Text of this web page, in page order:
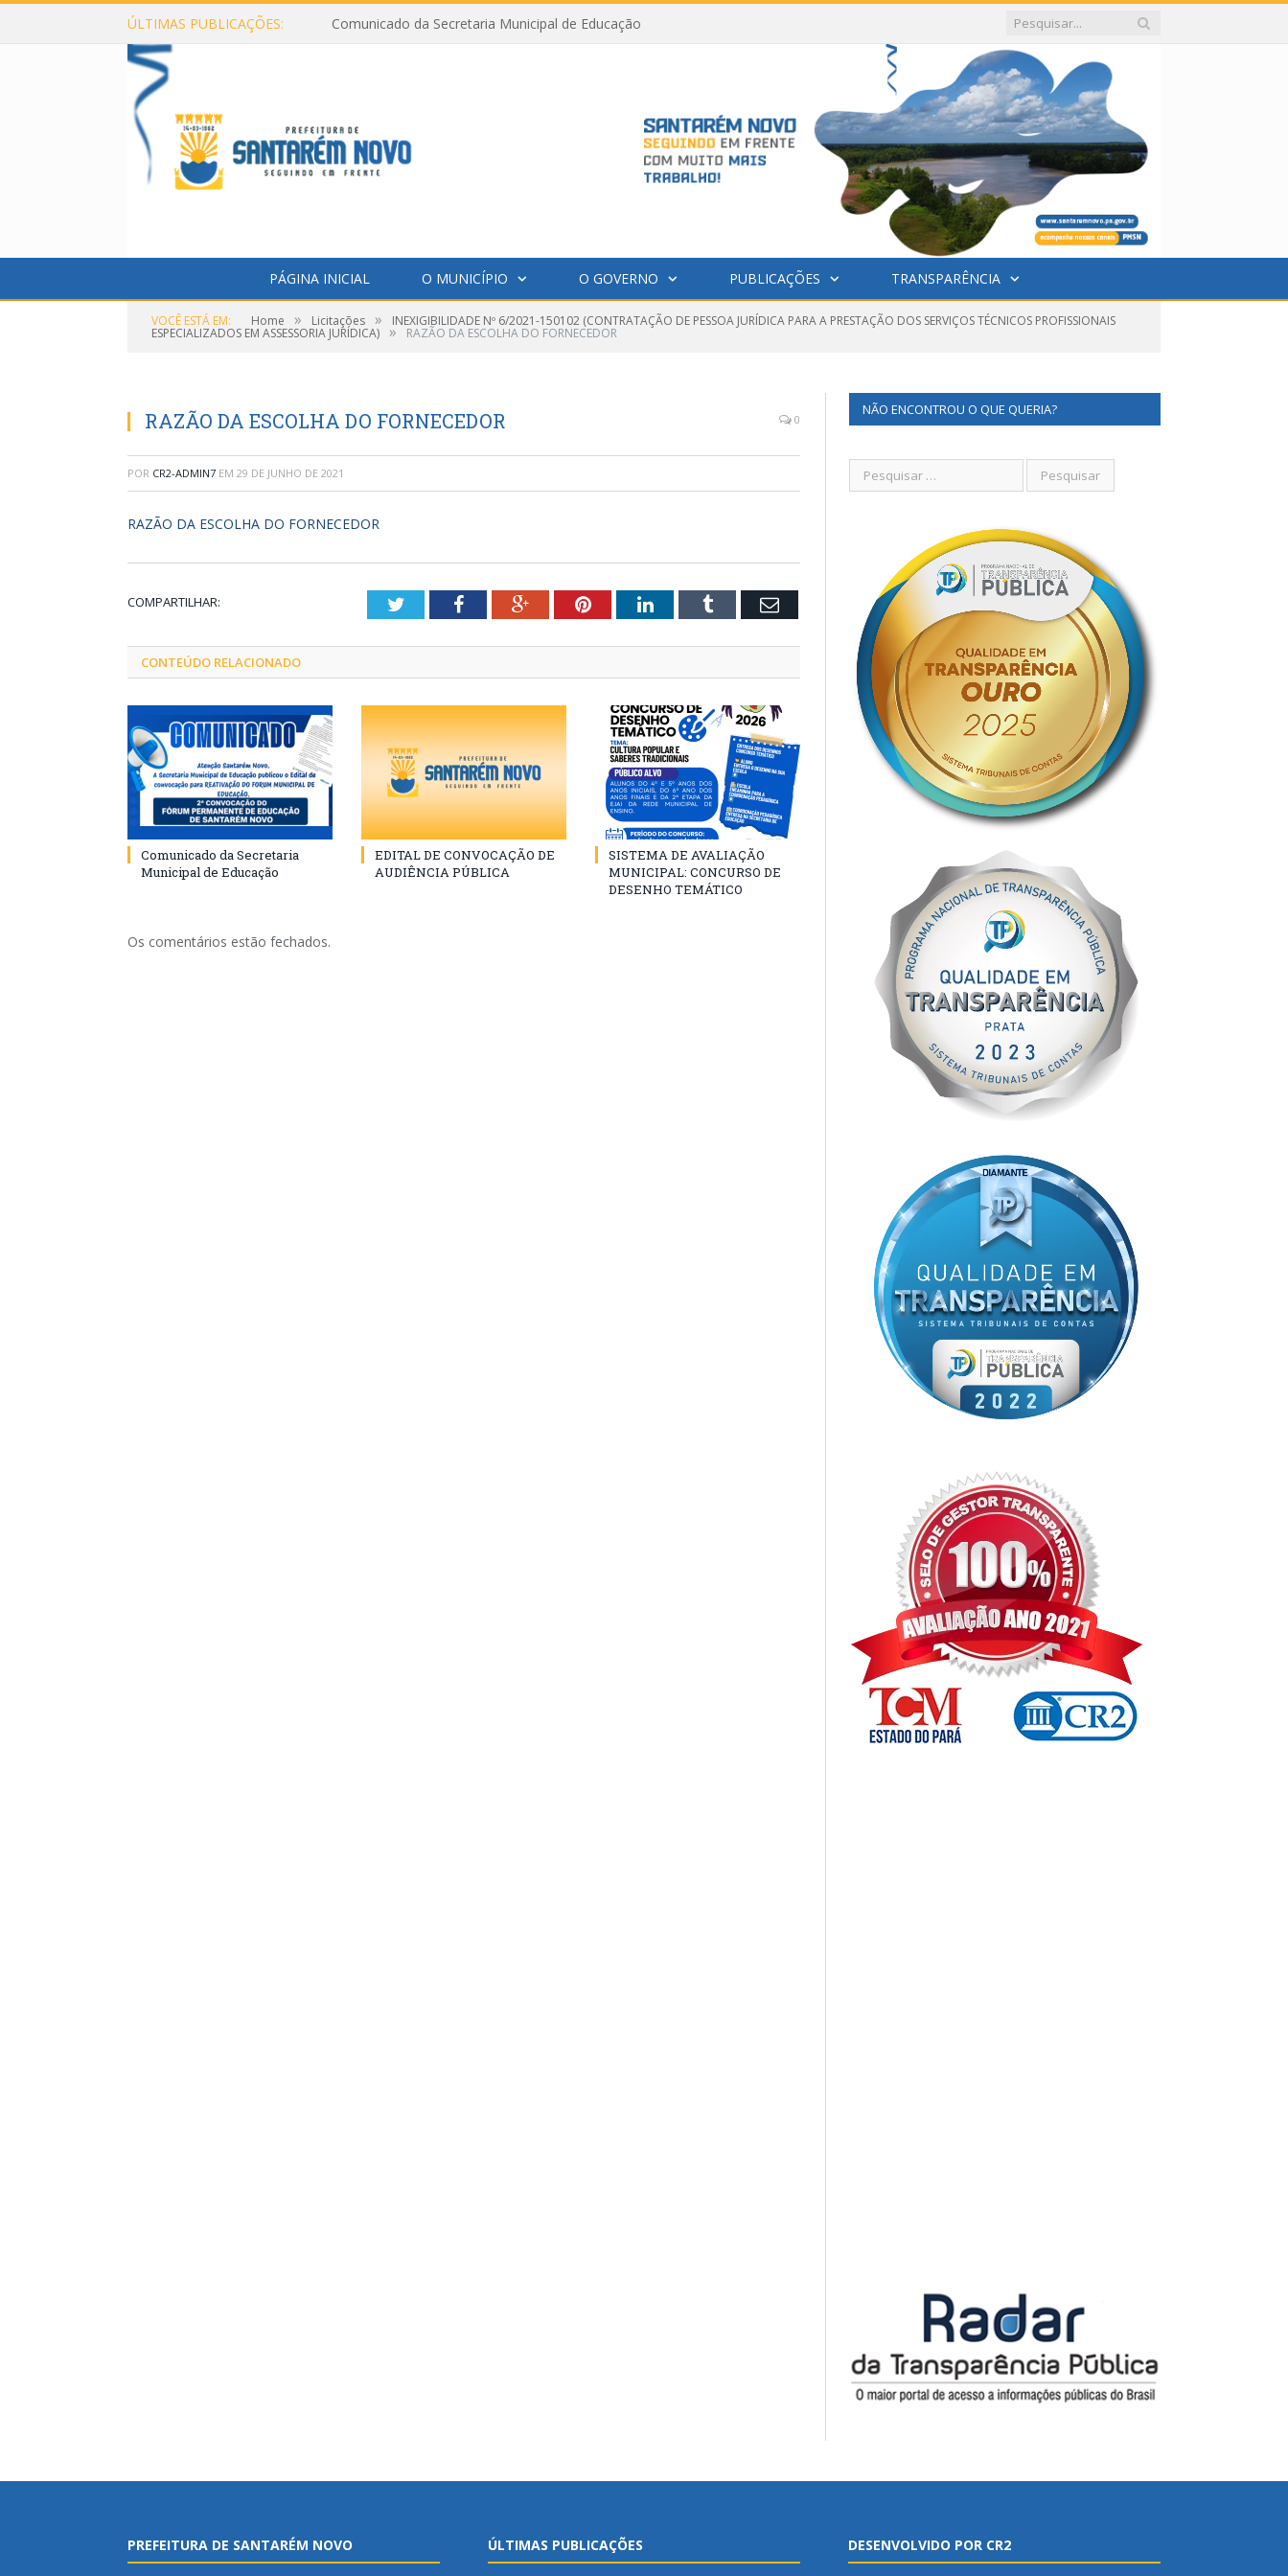
ÚLTIMAS PUBLICAÇÕES: Comunicado da Secretaria Municipal de Educação
PÁGINA INICIAL O MUNICÍPIO O GOVERNO PUBLICAÇÕES TRANSPARÊNCIA
VOCÊ ESTÁ EM: Home » Licitações » INEXIGIBILIDADE Nº 6/2021-150102 (CONTRATAÇÃO DE PESSOA JURÍDICA PARA A PRESTAÇÃO DOS SERVIÇOS TÉCNICOS PROFISSIONAIS
ESPECIALIZADOS EM ASSESSORIA JURÍDICA) » RAZÃO DA ESCOLHA DO FORNECEDOR
RAZÃO DA ESCOLHA DO FORNECEDOR 0
POR CR2-ADMIN7 EM 29 DE JUNHO DE 2021
RAZÃO DA ESCOLHA DO FORNECEDOR
COMPARTILHAR: TwitterFacebookGoogle+PinterestLinkedInTumblr Email
CONTEÚDO RELACIONADO
Comunicado da Secretaria
Municipal de Educação
EDITAL DE CONVOCAÇÃO DE
AUDIÊNCIA PÚBLICA
SISTEMA DE AVALIAÇÃO
MUNICIPAL: CONCURSO DE
DESENHO TEMÁTICO
Os comentários estão fechados.
NÃO ENCONTROU O QUE QUERIA?
PREFEITURA DE SANTARÉM NOVO ÚLTIMAS PUBLICAÇÕES DESENVOLVIDO POR CR2